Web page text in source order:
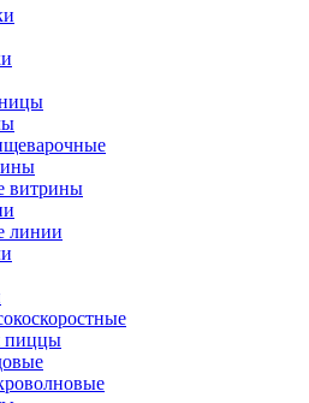
витрины
линии
пиццы